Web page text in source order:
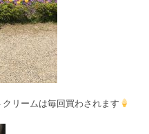
リームは毎回買わされます